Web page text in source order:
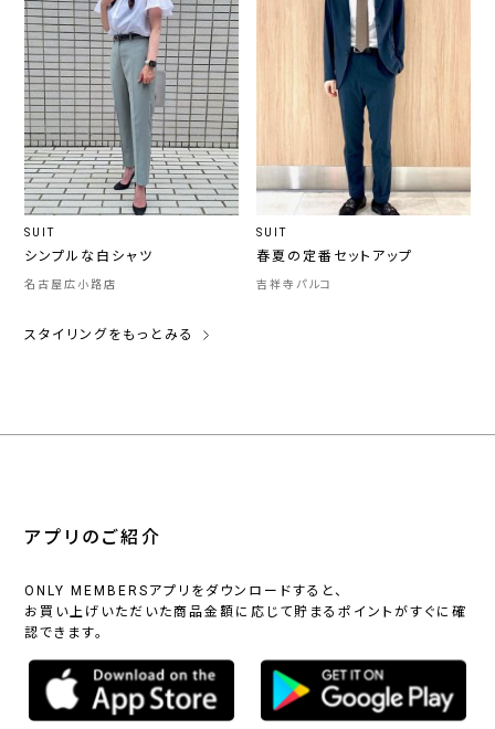
SUIT
シンプルな白シャツ
名古屋広小路店
SUIT
春夏の定番セットアップ
吉祥寺パルコ
スタイリングをもっとみる
アプリのご紹介
ONLY MEMBERSアプリをダウンロードすると、
お買い上げいただいた商品金額に応じて貯まるポイントがすぐに確
認できます。